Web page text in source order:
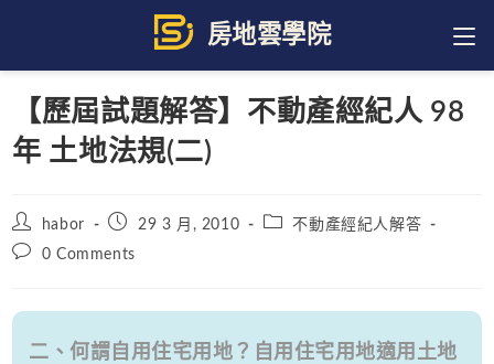
content
【歷屆試題解答】不動產經紀人 98
年 土地法規(二)
Post
author:
habor
Post29 3 月, 2010
Post不動產經紀人解答
Post0 Comments
二、何謂自用住宅用地？自用住宅用地適用土地